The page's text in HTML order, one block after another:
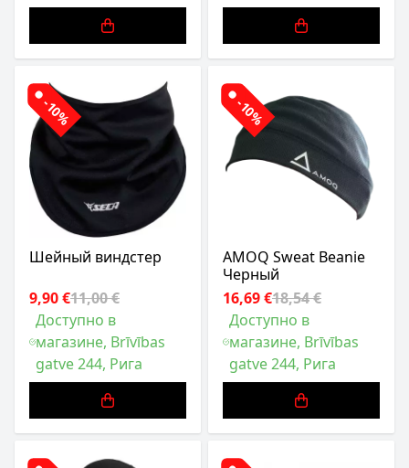
-10%
Шейный виндстер
9,90 €11,00 €
Доступно в
магазине, Brīvības
gatve 244, Рига
-10%
AMOQ Sweat Beanie
Черный
16,69 €18,54 €
Доступно в
магазине, Brīvības
gatve 244, Рига